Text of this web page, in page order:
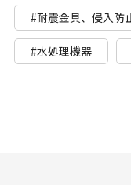
#耐震金具、侵入防
#水処理機器